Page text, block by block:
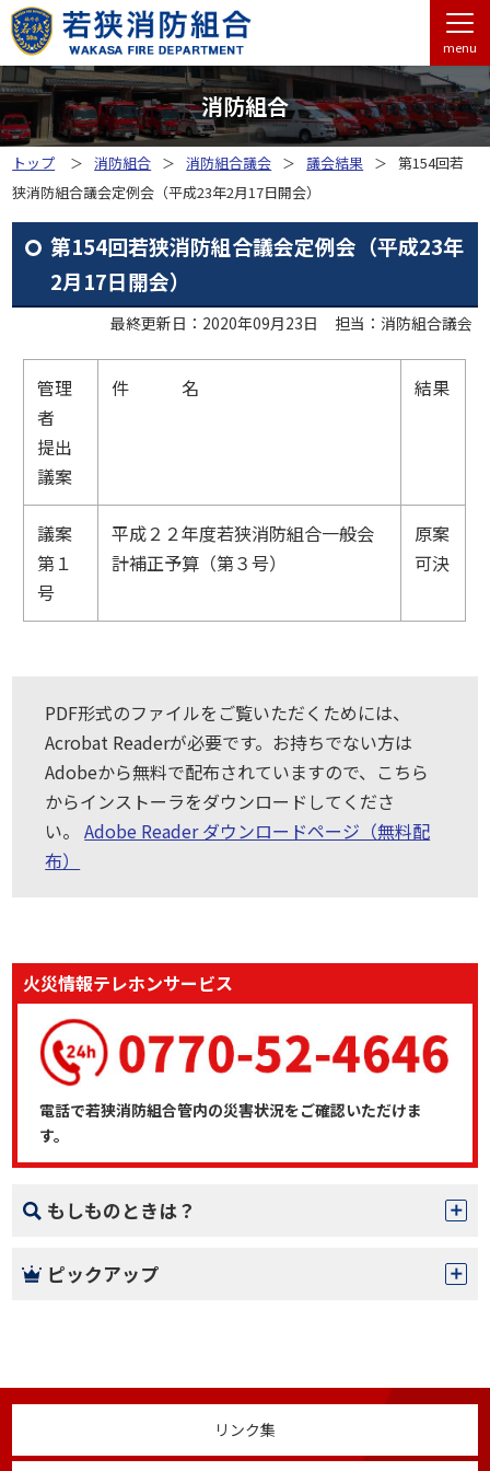
menu
消防組合
トップ 消防組合 消防組合議会 議会結果
第154回若
狭消防組合議会定例会（平成23年2月17日開会）
第154回若狭消防組合議会定例会（平成23年
2月17日開会）
最終更新日：2020年09月23日 担当：消防組合議会
管理
者
提出
議案
件 名 結果
議案
第１
号
平成２２年度若狭消防組合一般会
計補正予算（第３号）
原案
可決
PDF形式のファイルをご覧いただくためには、
Acrobat Readerが必要です。お持ちでない方は
Adobeから無料で配布されていますので、こちら
からインストーラをダウンロードしてくださ
い。Adobe Reader ダウンロードページ（無料配
布）
火災情報テレホンサービス
電話で若狭消防組合管内の災害状況をご確認いただけま
す。
もしものときは？
ピックアップ
リンク集